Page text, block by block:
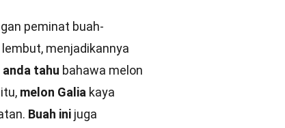
peminat buah-
menjadikannya
tahu bahawa melon
melon Galia kaya
Buah ini juga